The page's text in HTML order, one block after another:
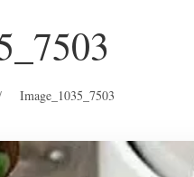
Image_1035_7503